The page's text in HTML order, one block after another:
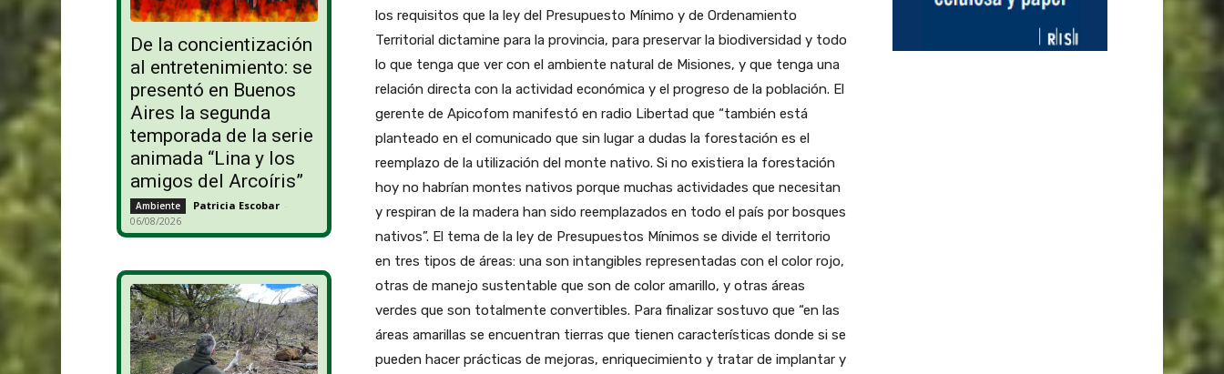
De la concientización
al entretenimiento: se
presentó en Buenos
Aires la segunda
temporada de la serie
animada “Lina y los
amigos del Arcoíris”
Ambiente Patricia Escobar -
06/08/2026
los requisitos que la ley del Presupuesto Mínimo y de Ordenamiento
Territorial dictamine para la provincia, para preservar la biodiversidad y todo
lo que tenga que ver con el ambiente natural de Misiones, y que tenga una
relación directa con la actividad económica y el progreso de la población. El
gerente de Apicofom manifestó en radio Libertad que “también está
planteado en el comunicado que sin lugar a dudas la forestación es el
reemplazo de la utilización del monte nativo. Si no existiera la forestación
hoy no habrían montes nativos porque muchas actividades que necesitan
y respiran de la madera han sido reemplazados en todo el país por bosques
nativos”. El tema de la ley de Presupuestos Mínimos se divide el territorio
en tres tipos de áreas: una son intangibles representadas con el color rojo,
otras de manejo sustentable que son de color amarillo, y otras áreas
verdes que son totalmente convertibles. Para finalizar sostuvo que “en las
áreas amarillas se encuentran tierras que tienen características donde si se
pueden hacer prácticas de mejoras, enriquecimiento y tratar de implantar y